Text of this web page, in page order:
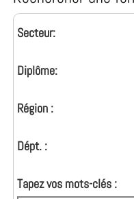
Secteur:
Diplôme:
Région :
Dépt. :
Tapez vos mots-clés :